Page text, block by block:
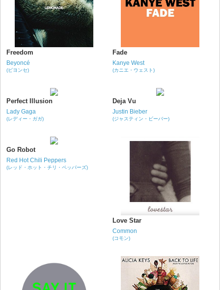
Freedom
Beyoncé
(ビヨンセ)
Fade
Kanye West
(カニエ・ウェスト)
Perfect Illusion
Lady Gaga
(レディー・ガガ)
Deja Vu
Justin Bieber
(ジャスティン・ビーバー)
Go Robot
Red Hot Chili Peppers
(レッド・ホット・チリ・ペッパーズ)
Love Star
Common
(コモン)